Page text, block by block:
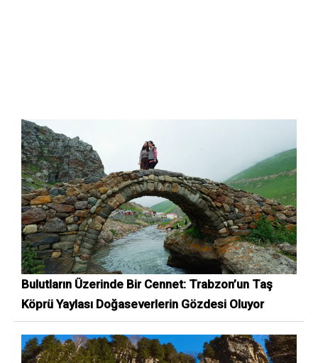
Bulutların Üzerinde Bir Cennet: Trabzon’un Taş
Köprü Yaylası Doğaseverlerin Gözdesi Oluyor